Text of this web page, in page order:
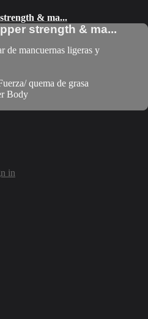
& ma...
strength & ma...
de mancuernas ligeras y
quema de grasa
Body
in